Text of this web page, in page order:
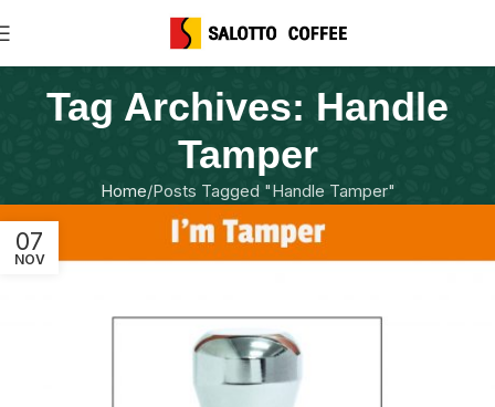
Tag Archives: Handle
Tamper
Home Posts Tagged "Handle Tamper"
07
NOV